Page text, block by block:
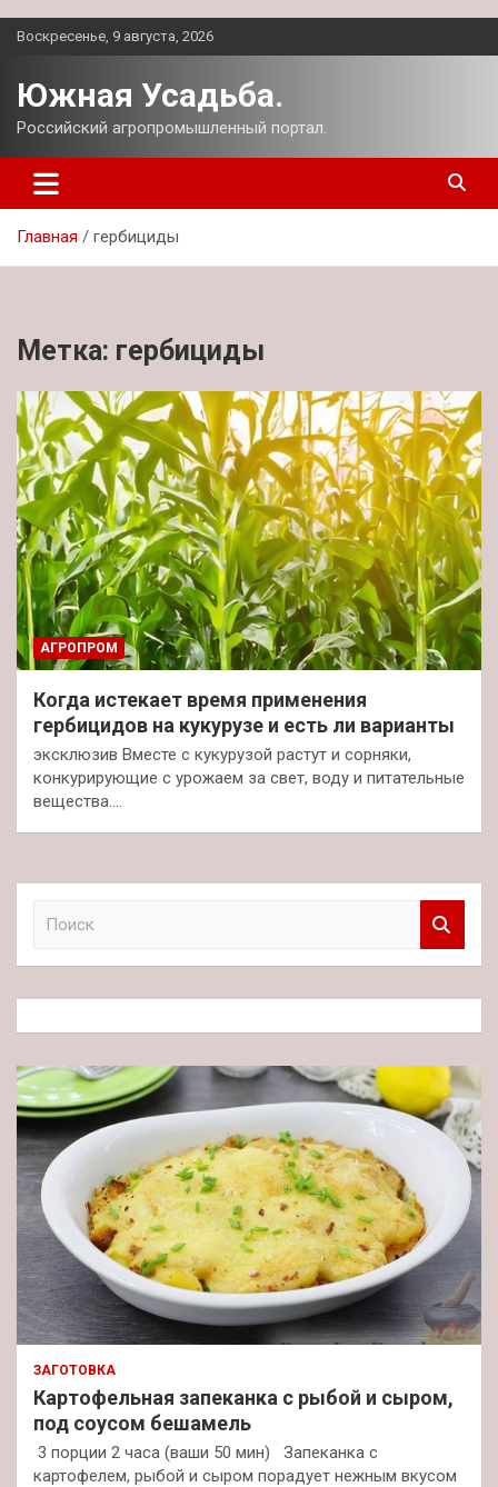
Перейти
Воскресенье, 9 августа, 2026
Южная Усадьба.
Российский агропромышленный портал.
Главная гербициды
Метка: гербициды
АГРОПРОМ
Когда истекает время применения
гербицидов на кукурузе и есть ли варианты
эксклюзив Вместе с кукурузой растут и сорняки,
конкурирующие с урожаем за свет, воду и питательные
вещества.…
к
ЗАГОТОВКА
Картофельная запеканка с рыбой и сыром,
под соусом бешамель
3 порции 2 часа (ваши 50 мин) Запеканка с
картофелем, рыбой и сыром порадует нежным вкусом